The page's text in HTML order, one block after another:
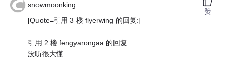
snowmoonking
[Quote=引用 3 楼 flyerwing 的回复:]
引用 2 楼 fengyarongaa 的回复:
没听很大懂
赞